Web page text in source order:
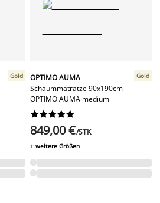
Gold
OPTIMO AUMA
Schaummatratze 90x190cm
OPTIMO AUMA medium
Gold






849,00 €/STK
+ weitere Größen